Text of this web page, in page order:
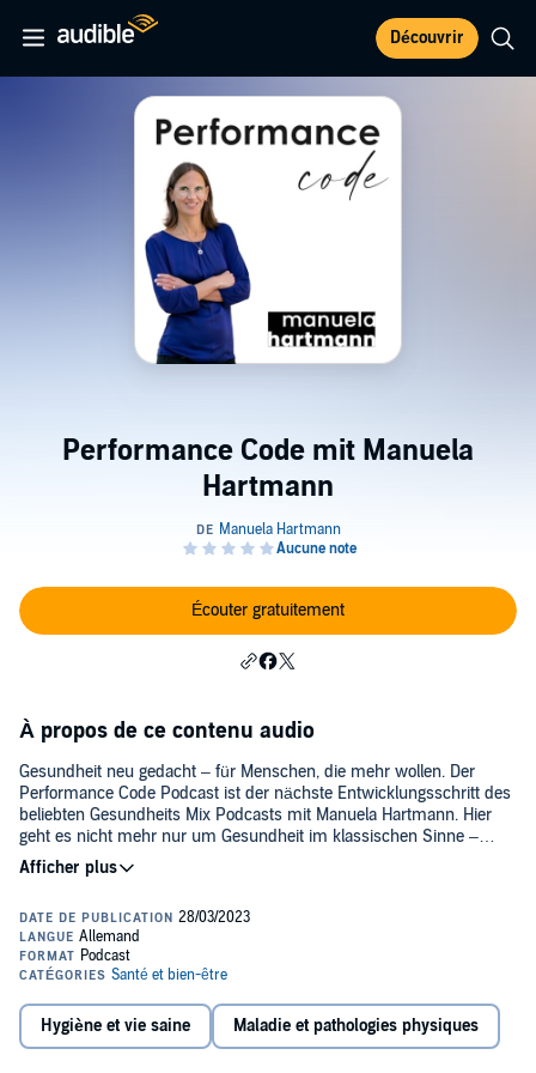
Découvrir
Performance Code mit Manuela
Hartmann
Écouter gratuitement
À propos de ce contenu audio
Gesundheit neu gedacht – für Menschen, die mehr wollen. Der
Performance Code Podcast ist der nächste Entwicklungsschritt des
beliebten Gesundheits Mix Podcasts mit Manuela Hartmann. Hier
geht es nicht mehr nur um Gesundheit im klassischen Sinne –
sondern um das, was daraus möglich wird: echte Performance im
Leben und Beruf. Mit einem klaren Fokus auf Führung, Erfolg und
Führungskräfte und Leistungsträger:innen, die mehr wollen als
bloßes Wohlbefinden. Es geht um spürbare Leistungssteigerung –
körperlich, mental und im Auftreten. 🎯 Was dich erwartet: Ehrliche
direktem Umsetzungsfaktor Fundierte Einblicke aus Coaching,
Gesundheitswissenschaft und Persönlichkeitsentwicklung Themen
wie Ernährung, Stresskompetenz, Körpersprache, mentale Stärke
Hygiène et vie saine Maladie et pathologies physiques